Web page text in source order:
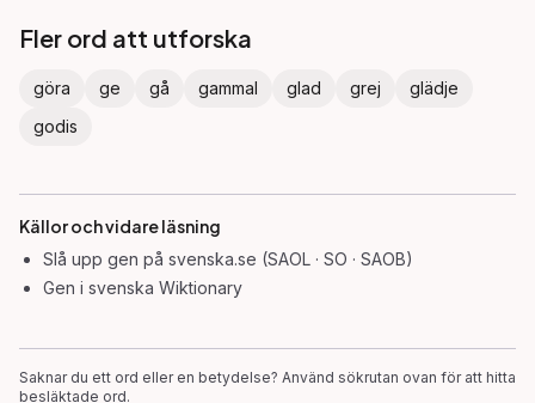
Fler ord att utforska
göra ge gå gammal glad grej
glädje
godis
Källor och vidare läsning
Slå upp gen på svenska.se (SAOL · SO · SAOB)
Gen i svenska Wiktionary
Saknar du ett ord eller en betydelse? Använd sökrutan ovan för att hitta
besläktade ord.